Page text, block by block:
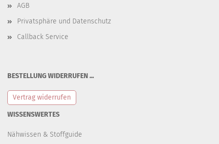
AGB
Privatsphäre und Datenschutz
Callback Service
BESTELLUNG WIDERRUFEN ...
Vertrag widerrufen
WISSENSWERTES
Nähwissen & Stoffguide